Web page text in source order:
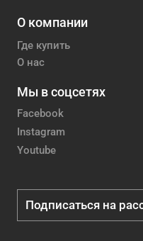
О компании
Где купить
О нас
Мы в соцсетях
Facebook
Instagram
Youtube
Подписаться на